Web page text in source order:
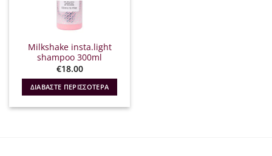
Milkshake insta.light
shampoo 300ml
€18.00
ΔΙΑΒΆΣΤΕ ΠΕΡΙΣΣΌΤΕΡΑ